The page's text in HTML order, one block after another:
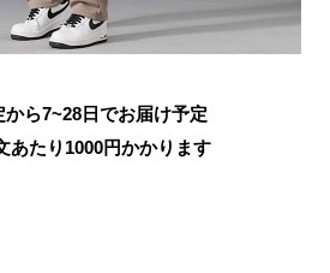
から7~28日でお届け予定
あたり 1000円かかります